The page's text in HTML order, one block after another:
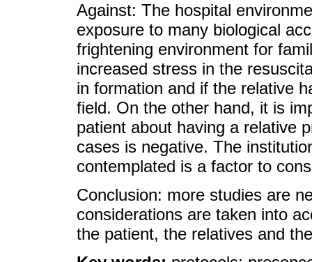
Against: The hospital
exposure to many biological
frightening environment for
increased stress in the
in formation and if the relative
field. On the other hand, it is
patient about having a relative
cases is negative. The
contemplated is a factor to
Conclusion: more studies are
considerations are taken into
the patient, the relatives and